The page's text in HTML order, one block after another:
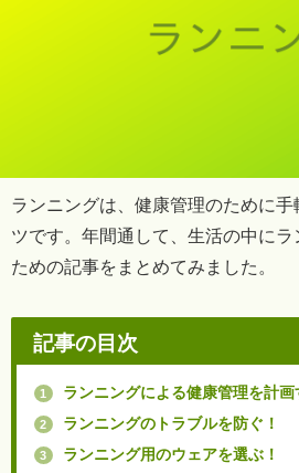
ランニングは、健康管理のために
ツです。年間通して、生活の中に
ための記事をまとめてみました。
記事の目次
1 ランニングによる健康管理を計画
2 ランニングのトラブルを防ぐ！
3 ランニング用のウェアを選ぶ！